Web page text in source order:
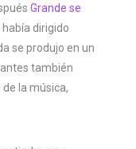
Grande se
dirigido
se produjo en un
también
la música,